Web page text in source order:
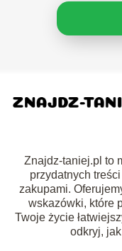
Znajdz-taniej.pl to
przydatnych
zakupami.
wskazówki, które
Twoje życie
odkryj,